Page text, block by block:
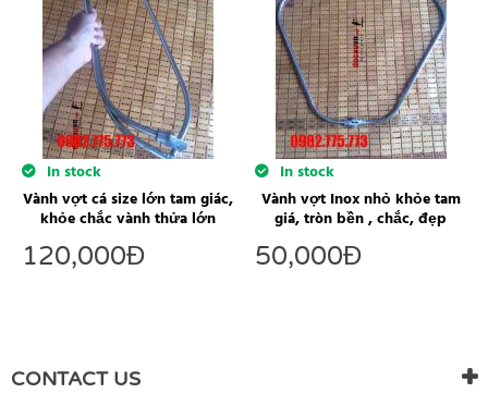
In stock
Vành vợt cá size lớn tam giác,
khỏe chắc vành thửa lớn
120,000Đ
In stock
Vành vợt Inox nhỏ khỏe tam
giá, tròn bền , chắc, đẹp
50,000Đ
CONTACT US